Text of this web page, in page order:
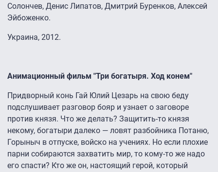
Солончев, Денис Липатов, Дмитрий Буренков, Алексей
Эйбоженко.
Украина, 2012.
Анимационный фильм "Три богатыря. Ход конем"
Придворный конь Гай Юлий Цезарь на свою беду
подслушивает разговор бояр и узнает о заговоре
против князя. Что же делать? Защитить-то князя
некому, богатыри далеко — ловят разбойника Потаню,
Горыныч в отпуске, войско на учениях. Но если плохие
парни собираются захватить мир, то кому-то же надо
его спасти? Кто же он, настоящий герой, который